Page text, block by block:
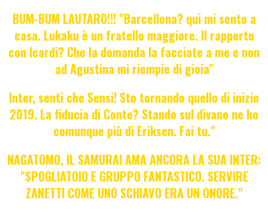
BUM-BUM LAUTARO!!! "Barcellona? qui mi sento a
casa. Lukaku è un fratello maggiore. Il rapporto
con Icardi? Che la domanda la facciate a me e non
ad Agustina mi riempie di gioia"
Inter, senti che Sensi! Sto tornando quello di inizio
2019. La fiducia di Conte? Stando sul divano ne ho
comunque più di Eriksen. Fai tu."
NAGATOMO, IL SAMURAI AMA ANCORA LA SUA INTER:
"SPOGLIATOIO E GRUPPO FANTASTICO. SERVIRE
ZANETTI COME UNO SCHIAVO ERA UN ONORE."